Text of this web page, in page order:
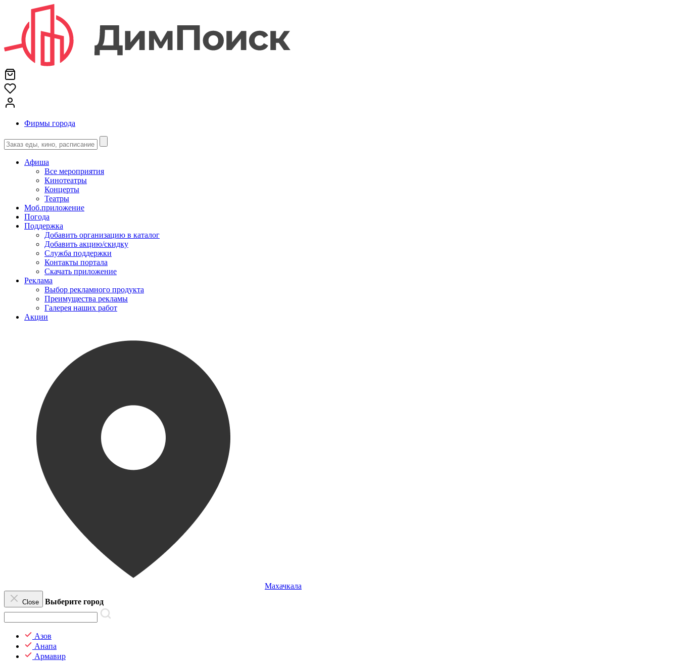
Фирмы города
Афиша
Все мероприятия
Кинотеатры
Концерты
Театры
Моб.приложение
Погода
Поддержка
Добавить организацию в каталог
Добавить акцию/скидку
Служба поддержки
Контакты портала
Скачать приложение
Реклама
Выбор рекламного продукта
Преимущества рекламы
Галерея наших работ
Акции
Махачкала
Close Выберите город
Азов
Анапа
Армавир